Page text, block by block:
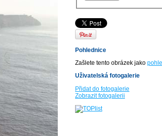
Pohlednice
Zašlete tento obrázek jako
Uživatelská fotogalerie
Přidat do fotogalerie
Zobrazit fotogalerii